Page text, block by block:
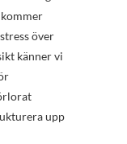
över
känner vi
upp